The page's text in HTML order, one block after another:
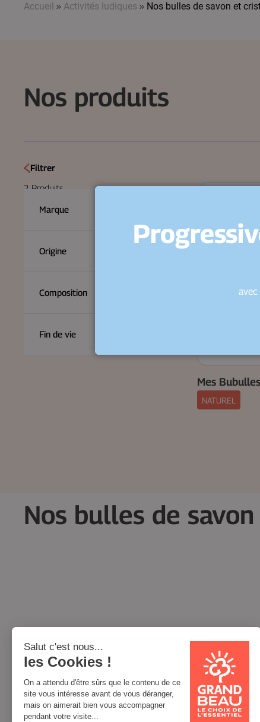
Accueil » Activités ludiques » Nos bulles de savon et
Nos produits
Filtrer
2 Produits
Marque
Origine
Composition
Fin de vie
Mes
NATUREL
Nos bulles de
Vos anciennes marques: